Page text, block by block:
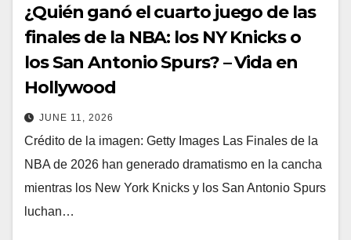
¿Quién ganó el cuarto juego de las
finales de la NBA: los NY Knicks o
los San Antonio Spurs? – Vida en
Hollywood
JUNE 11, 2026
Crédito de la imagen: Getty Images Las Finales de la
NBA de 2026 han generado dramatismo en la cancha
mientras los New York Knicks y los San Antonio Spurs
luchan…